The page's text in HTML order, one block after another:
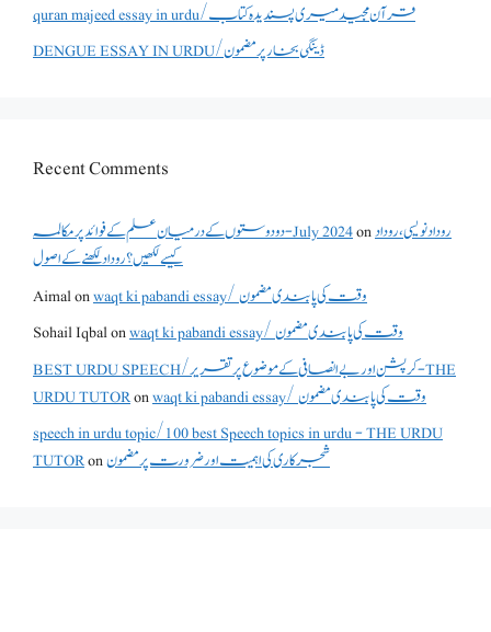
quran majeed essay in urdu/قرآن مجید میری پسندیدہ کتاب
DENGUE ESSAY IN URDU/ڈینگی بخار پر مضمون
Recent Comments
دو دوستوں کے درمیان علم کے فوائد پر مکالمہ - July 2024onروداد نویسی ،روداد
کیسے لکھیں؟ روداد لکھنے کے اصول
Aimalon
waqt ki pabandi essay/ وقت کی پابندی مضمون
Sohail Iqbalon
waqt ki pabandi essay/ وقت کی پابندی مضمون
BEST URDU SPEECH/کرپشن اور بے انصافی کے موضوع پر تقریر - THE
URDU TUTORon
waqt ki pabandi essay/ وقت کی پابندی مضمون
speech in urdu topic/100 best Speech topics in urdu - THE URDU
TUTORonشجرکاری کی اہمیت اور ضرورت پر مضمون